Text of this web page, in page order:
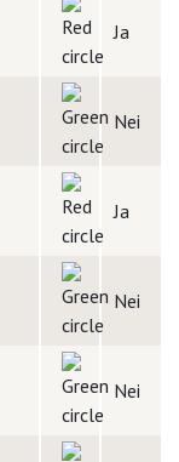
Ja
Nei
Ja
Nei
Nei